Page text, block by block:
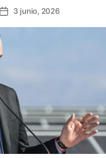
Fecha3 junio, 2026